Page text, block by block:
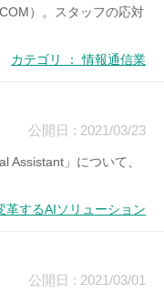
）。スタッフの応対
カテゴリ ： 情報通信業
公開日 : 2021/03/23
」について、
革するAIソリューション
公開日 : 2021/03/01